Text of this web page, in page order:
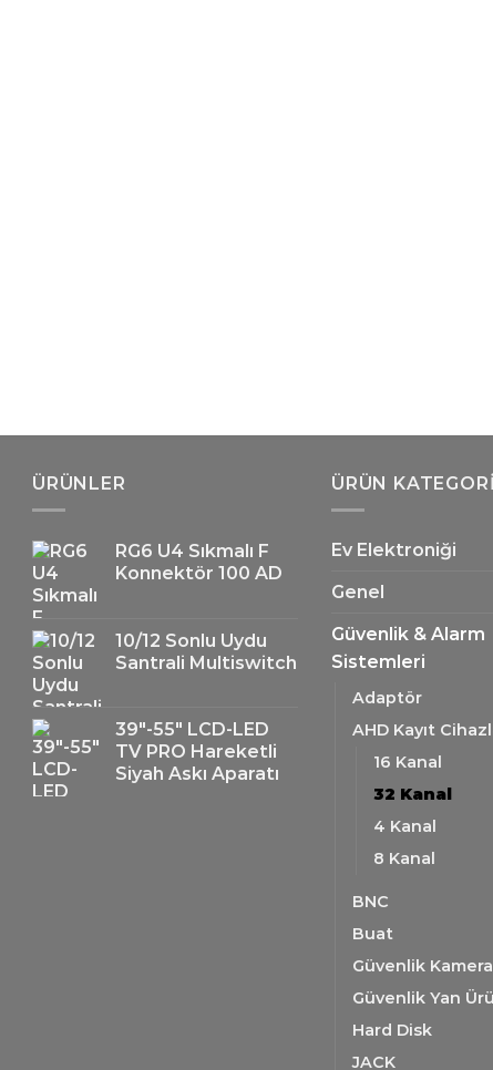
ÜRÜNLER
RG6 U4 Sıkmalı F
Konnektör 100 AD
10/12 Sonlu Uydu
Santrali Multiswitch
39"-55" LCD-LED
TV PRO Hareketli
Siyah Askı Aparatı
ÜRÜN
Ev Elektroniği
Genel
Güvenlik & Alarm
Sistemleri
Adaptör
AHD Kayıt
16 Kanal
32 Kanal
4 Kanal
8 Kanal
BNC
Buat
Güvenlik
Güvenlik Yan
Hard Disk
JACK